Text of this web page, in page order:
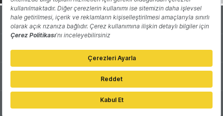
Hakkında Yazarlar
Katkıda Bulun Reklam